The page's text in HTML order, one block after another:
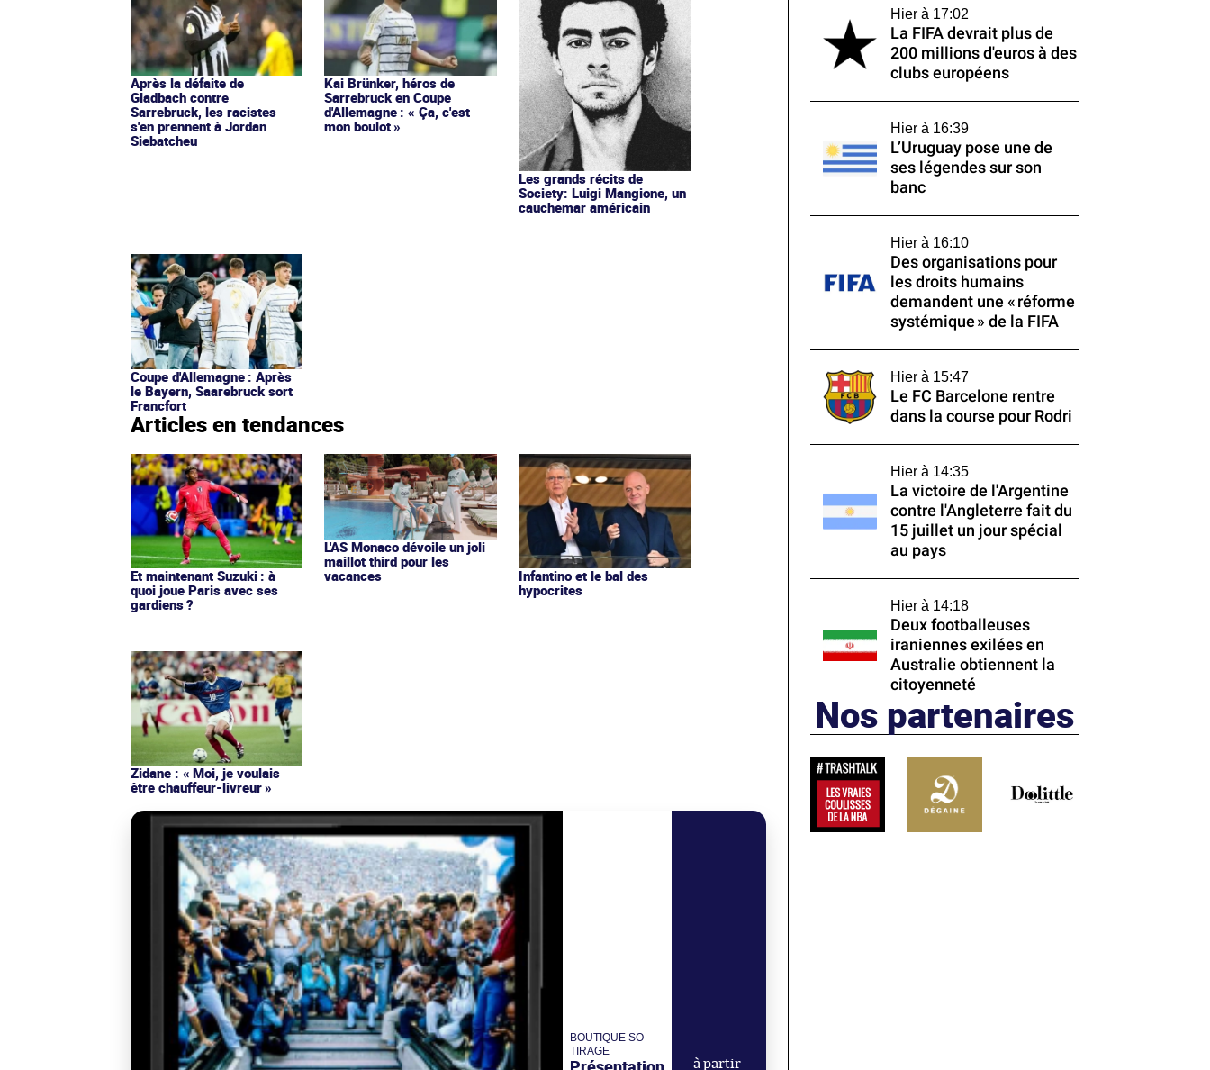
Après la défaite de
Gladbach contre
Sarrebruck, les racistes
s'en prennent à Jordan
Siebatcheu
Kai Brünker, héros de
Sarrebruck en Coupe
d'Allemagne : « Ça, c'est
mon boulot »
Les grands récits de
Society: Luigi Mangione, un
cauchemar américain
Coupe d'Allemagne : Après
le Bayern, Saarebruck sort
Francfort
Articles en tendances
Et maintenant Suzuki : à
quoi joue Paris avec ses
gardiens ?
L'AS Monaco dévoile un joli
maillot third pour les
vacances
Infantino et le bal des
hypocrites
Zidane : « Moi, je voulais
être chauffeur-livreur »
BOUTIQUE SO -
TIRAGE
à partir
Hier à 17:02
La FIFA devrait plus de
200 millions d'euros à des
clubs européens
Hier à 16:39
L’Uruguay pose une de
ses légendes sur son
banc
Hier à 16:10
Des organisations pour
les droits humains
demandent une « réforme
systémique » de la FIFA
Hier à 15:47
Le FC Barcelone rentre
dans la course pour Rodri
Hier à 14:35
La victoire de l'Argentine
contre l'Angleterre fait du
15 juillet un jour spécial
au pays
Hier à 14:18
Deux footballeuses
iraniennes exilées en
Australie obtiennent la
citoyenneté
Nos partenaires